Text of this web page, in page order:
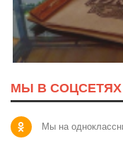
МЫ В СОЦСЕТЯХ
Мы на